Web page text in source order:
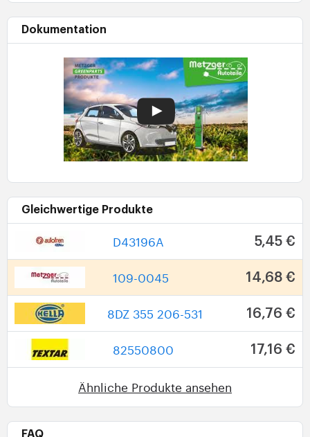
Dokumentation
Gleichwertige Produkte
D43196A 5,45 €
109-0045 14,68 €
8DZ 355 206-531 16,76 €
82550800 17,16 €
Ähnliche Produkte ansehen
FAQ